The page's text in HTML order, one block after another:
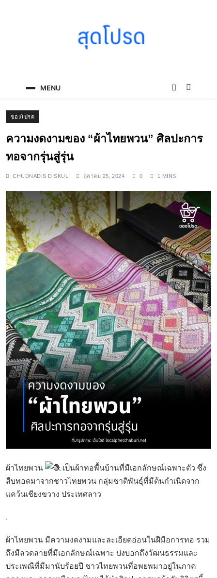
MENU
ของโปรด
ความงดงามของ “ผ้าไทยพวน” ศิลปะการ
ทอจากรุ่นสู่รุ่น
CHUDNADIS DISKUL ตุลาคม 25, 2024 0 1 MINS
ผ้าไทยพวน
เป็นผ้าทอพื้นบ้านที่มีเอกลักษณ์เฉพาะตัว ซึ่ง
สืบทอดมาจากชาวไทยพวน กลุ่มชาติพันธุ์ที่มีต้นกำเนิดจาก
แคว้นเชียงขวาง ประเทศลาว
.
ผ้าไทยพวน มีความงดงามและละเอียดอ่อนในฝีมือการทอ รวม
ถึงมีลวดลายที่มีเอกลักษณ์เฉพาะ บ่งบอกถึงวัฒนธรรมและ
ประเพณีที่มีมานับร้อยปี ชาวไทยพวนที่อพยพมาอยู่ในภาค